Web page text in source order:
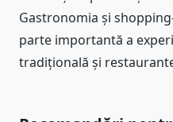
Gastronomia și
parte importantă a
tradițională și